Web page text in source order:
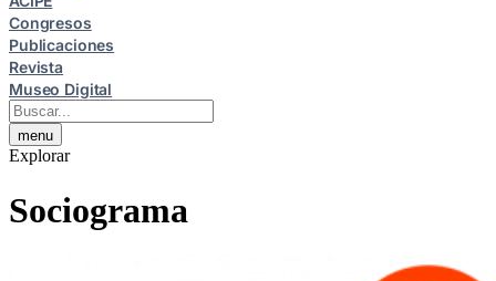
Congresos
Publicaciones
Revista
Museo Digital
menu
Explorar
Sociograma